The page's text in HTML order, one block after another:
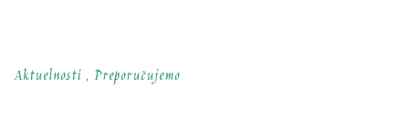
Aktuelnosti , Preporučujemo